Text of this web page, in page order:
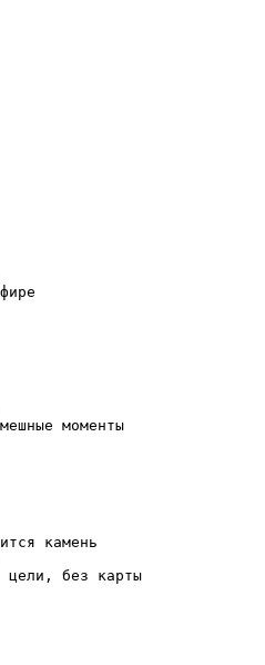
моменты
камень
цели, без карты